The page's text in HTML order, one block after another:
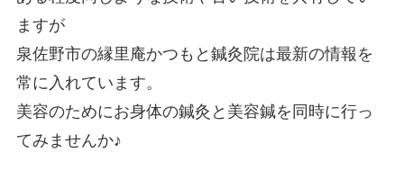
ますが
泉佐野市の縁里庵かつもと鍼灸院は最新の情報を
常に入れています。
美容のためにお身体の鍼灸と美容鍼を同時に行っ
てみませんか♪